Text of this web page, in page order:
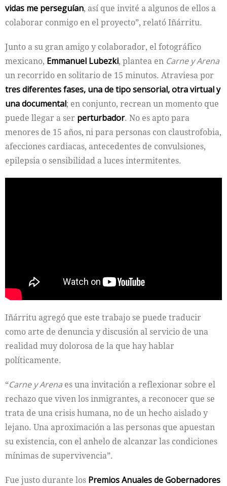
vidas me perseguían, así que invité a algunos de ellos a
colaborar conmigo en el proyecto”, relató Iñárritu.
Junto a su gran amigo y colaborador, el fotográfico
mexicano, Emmanuel Lubezki, plantea en Carne y Arena
un recorrido en solitario de 15 minutos. Atraviesa por
tres diferentes fases, una de tipo sensorial, otra virtual y
una documental; en conjunto, recrean un momento que
puede llegar a ser perturbador. No es apto para
menores de 15 años, ni para personas con claustrofobia,
afecciones cardiacas, antecedentes de convulsiones,
epilepsia o sensibilidad a luces intermitentes.
Iñárritu agregó que este trabajo se puede traducir
como arte de denuncia y discusión al servicio de una
realidad muy dolorosa de la que hay hablar
políticamente.
“Carne y Arena es una invitación a reflexionar sobre el
rechazo que viven los inmigrantes, a reconocer que se
trata de una crisis humana, no de un hecho aislado y
lejano. Una aproximación a las personas que apuestan
su existencia, con el anhelo de alcanzar las condiciones
mínimas de supervivencia”.
Fue justo durante los Premios Anuales de Gobernadores